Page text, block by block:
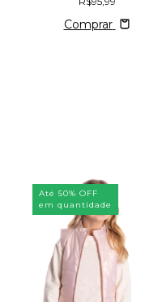
Comprar
Até 50% OFF
em quantidade